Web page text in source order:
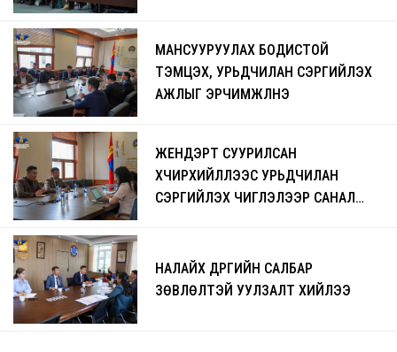
МАНСУУРУУЛАХ БОДИСТОЙ
ТЭМЦЭХ, УРЬДЧИЛАН СЭРГИЙЛЭХ
АЖЛЫГ ЭРЧИМЖҮҮЛНЭ
ЖЕНДЭРТ СУУРИЛСАН
ХҮЧИРХИЙЛЛЭЭС УРЬДЧИЛАН
СЭРГИЙЛЭХ ЧИГЛЭЛЭЭР САНАЛ
НАЛАЙХ ДҮҮРГИЙН САЛБАР
ЗӨВЛӨЛТЭЙ УУЛЗАЛТ ХИЙЛЭЭ